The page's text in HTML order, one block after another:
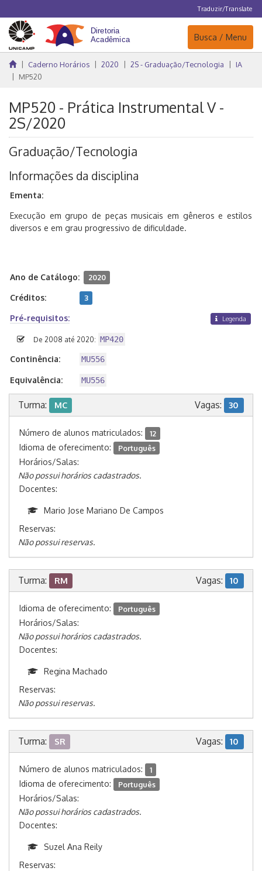
Traduzir/Translate
Navegação
Busca / Menu
Caderno Horários 2020 2S - Graduação/Tecnologia
IA
MP520
MP520 - Prática Instrumental V -
2S/2020
Graduação/Tecnologia
Informações da disciplina
Ementa:
Execução em grupo de peças musicais em gêneros e estilos
diversos e em grau progressivo de dificuldade.
Ano de Catálogo: 2020
Créditos: 3
Pré-requisitos: Legenda
De 2008 até 2020: MP420
Continência: MU556
Equivalência: MU556
Turma: MC Vagas: 30
Número de alunos matriculados: 12
Idioma de oferecimento: Português
Horários/Salas:
Não possui horários cadastrados.
Docentes:
Mario Jose Mariano De Campos
Reservas:
Não possui reservas.
Turma: RM Vagas: 10
Idioma de oferecimento: Português
Horários/Salas:
Não possui horários cadastrados.
Docentes:
Regina Machado
Reservas:
Não possui reservas.
Turma: SR Vagas: 10
Número de alunos matriculados: 1
Idioma de oferecimento: Português
Horários/Salas:
Não possui horários cadastrados.
Docentes:
Suzel Ana Reily
Reservas: